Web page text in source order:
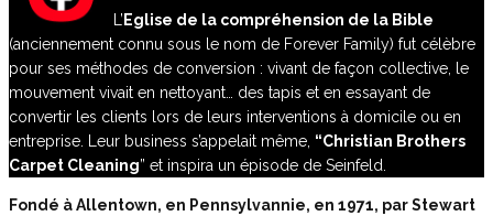
L’ Eglise de la compréhension de la Bible
(anciennement connu sous le nom de Forever Family) fut célèbre
pour ses méthodes de conversion : vivant de façon collective, le
mouvement vivait en nettoyant… des tapis et en essayant de
convertir les clients lors de leurs interventions à domicile ou en
entreprise. Leur business s’appelait même, “Christian Brothers
Carpet Cleaning” et inspira un épisode de Seinfeld.
Fondé à Allentown, en Pennsylvannie, en 1971, par Stewart